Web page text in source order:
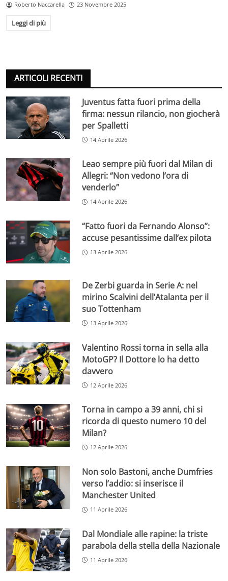
Roberto Naccarella 23 Novembre 2025
Leggi di più
ARTICOLI RECENTI
Juventus fatta fuori prima della
firma: nessun rilancio, non giocherà
per Spalletti
14 Aprile 2026
Leao sempre più fuori dal Milan di
Allegri: “Non vedono l’ora di
venderlo”
14 Aprile 2026
“Fatto fuori da Fernando Alonso”:
accuse pesantissime dall’ex pilota
13 Aprile 2026
De Zerbi guarda in Serie A: nel
mirino Scalvini dell’Atalanta per il
suo Tottenham
13 Aprile 2026
Valentino Rossi torna in sella alla
MotoGP? Il Dottore lo ha detto
davvero
12 Aprile 2026
Torna in campo a 39 anni, chi si
ricorda di questo numero 10 del
Milan?
12 Aprile 2026
Non solo Bastoni, anche Dumfries
verso l’addio: si inserisce il
Manchester United
11 Aprile 2026
Dal Mondiale alle rapine: la triste
parabola della stella della Nazionale
11 Aprile 2026